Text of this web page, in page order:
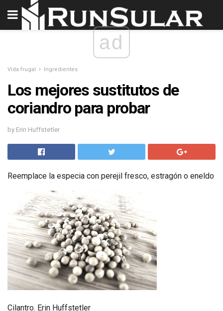
ad
Vida frugal Ingredientes
Los mejores sustitutos de
coriandro para probar
by Erin Huffstetler
Reemplace la especia con perejil fresco, estragón o eneldo
Cilantro. Erin Huffstetler